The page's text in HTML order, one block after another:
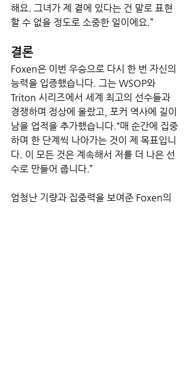
해요. 그녀가 제 곁에 있다는 건 말로 표현
할 수 없을 정도로 소중한 일이에요.”
결론
Foxen은 이번 우승으로 다시 한 번 자신의
능력을 입증했습니다. 그는 WSOP와
Triton 시리즈에서 세계 최고의 선수들과
경쟁하며 정상에 올랐고, 포커 역사에 길이
남을 업적을 추가했습니다.“매 순간에 집중
하며 한 단계씩 나아가는 것이 제 목표입니
다. 이 모든 것은 계속해서 저를 더 나은 선
수로 만들어 줍니다.”
엄청난 기량과 집중력을 보여준 Foxen의